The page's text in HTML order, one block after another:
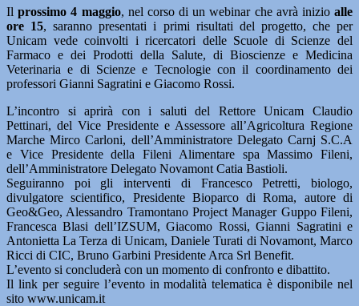
Ilprossimo 4 maggio, nel corso di un webinar che avrà inizioalle
ore 15, saranno presentati i primi risultati del progetto, che per
Unicam vede coinvolti i ricercatori delle Scuole di Scienze del
Farmaco e dei Prodotti della Salute, di Bioscienze e Medicina
Veterinaria e di Scienze e Tecnologie con il coordinamento dei
professori Gianni Sagratini e Giacomo Rossi.
L’incontro si aprirà con i saluti del Rettore Unicam Claudio
Pettinari, del Vice Presidente e Assessore all’Agricoltura Regione
Marche Mirco Carloni, dell’Amministratore Delegato Carnj S.C.A
e Vice Presidente della Fileni Alimentare spa Massimo Fileni,
dell’Amministratore Delegato Novamont Catia Bastioli.
Seguiranno poi gli interventi di Francesco Petretti, biologo,
divulgatore scientifico, Presidente Bioparco di Roma, autore di
Geo&Geo, Alessandro Tramontano Project Manager Guppo Fileni,
Francesca Blasi dell’IZSUM, Giacomo Rossi, Gianni Sagratini e
Antonietta La Terza di Unicam, Daniele Turati di Novamont, Marco
Ricci di CIC, Bruno Garbini Presidente Arca Srl Benefit.
L’evento si concluderà con un momento di confronto e dibattito.
Il link per seguire l’evento in modalità telematica è disponibile nel
sito www.unicam.it